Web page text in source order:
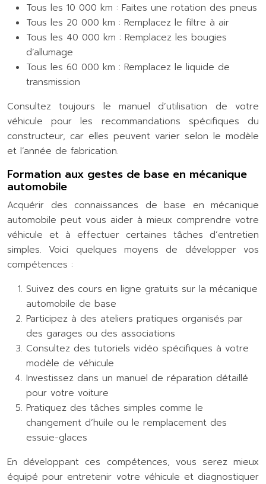
Tous les 10 000 km : Faites une rotation des pneus
Tous les 20 000 km : Remplacez le filtre à air
Tous les 40 000 km : Remplacez les bougies
d’allumage
Tous les 60 000 km : Remplacez le liquide de
transmission
Consultez toujours le manuel d’utilisation de votre
véhicule pour les recommandations spécifiques du
constructeur, car elles peuvent varier selon le modèle
et l’année de fabrication.
Formation aux gestes de base en mécanique
automobile
Acquérir des connaissances de base en mécanique
automobile peut vous aider à mieux comprendre votre
véhicule et à effectuer certaines tâches d’entretien
simples. Voici quelques moyens de développer vos
compétences :
Suivez des cours en ligne gratuits sur la mécanique
automobile de base
Participez à des ateliers pratiques organisés par
des garages ou des associations
Consultez des tutoriels vidéo spécifiques à votre
modèle de véhicule
Investissez dans un manuel de réparation détaillé
pour votre voiture
Pratiquez des tâches simples comme le
changement d’huile ou le remplacement des
essuie-glaces
En développant ces compétences, vous serez mieux
équipé pour entretenir votre véhicule et diagnostiquer